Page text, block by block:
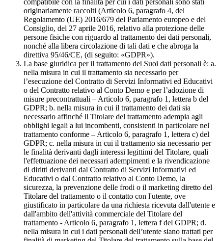
compatibile con la finalità per cui i dati personali sono stati
originariamente raccolti (Articolo 6, paragrafo 4, del
Regolamento (UE) 2016/679 del Parlamento europeo e del
Consiglio, del 27 aprile 2016, relativo alla protezione delle
persone fisiche con riguardo al trattamento dei dati personali,
nonché alla libera circolazione di tali dati e che abroga la
direttiva 95/46/CE, (di seguito: «GDPR»).
La base giuridica per il trattamento dei Suoi dati personali è: a.
nella misura in cui il trattamento sia necessario per
l’esecuzione del Contratto di Servizi Informativi ed Educativi
o del Contratto relativo al Conto Demo e per l’adozione di
misure precontrattuali – Articolo 6, paragrafo 1, lettera b del
GDPR; b. nella misura in cui il trattamento dei dati sia
necessario affinché il Titolare del trattamento adempia agli
obblighi legali a lui incombenti, consistenti in particolare nel
trattamento conforme – Articolo 6, paragrafo 1, lettera c) del
GDPR; c. nella misura in cui il trattamento sia necessario per
le finalità derivanti dagli interessi legittimi del Titolare, quali
l'effettuazione dei necessari adempimenti e la rivendicazione
di diritti derivanti dal Contratto di Servizi Informativi ed
Educativi o dal Contratto relativo al Conto Demo, la
sicurezza, la prevenzione delle frodi o il marketing diretto del
Titolare del trattamento o il contatto con l'utente, ove
giustificato in particolare da una richiesta ricevuta dall'utente e
dall'ambito dell'attività commerciale del Titolare del
trattamento - Articolo 6, paragrafo 1, lettera f del GDPR; d.
nella misura in cui i dati personali dell’utente siano trattati per